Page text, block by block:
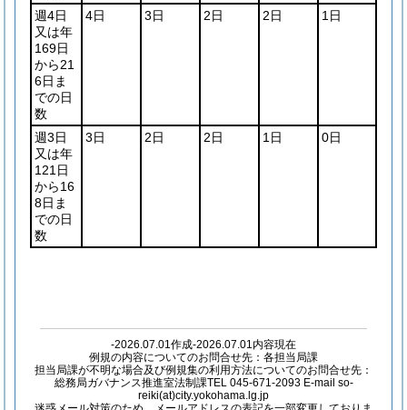
週4日
又は年
169日
から21
6日ま
での日
数
4日 3日 2日 2日 1日
週3日
又は年
121日
から16
8日ま
での日
数
3日 2日 2日 1日 0日
-2026.07.01作成-2026.07.01内容現在
例規の内容についてのお問合せ先：各担当局課
担当局課が不明な場合及び例規集の利用方法についてのお問合せ先：
総務局ガバナンス推進室法制課TEL 045-671-2093 E-mail so-
reiki(at)city.yokohama.lg.jp